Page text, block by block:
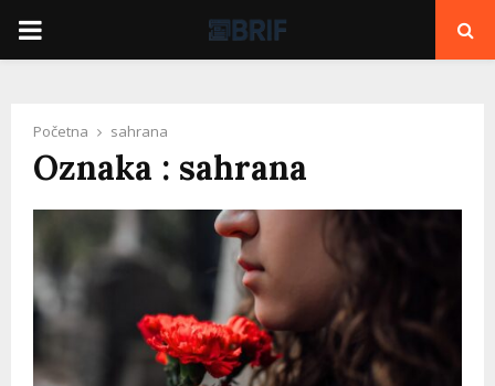
PRIMARY
Početna sahrana
Oznaka : sahrana